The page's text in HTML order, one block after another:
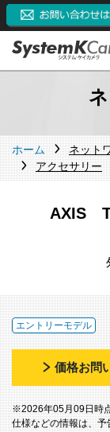
ホーム ネット
アクセサリー
AXIS
エントリーモデル
価格お問
※2026年05月09日時
仕様などの情報は、